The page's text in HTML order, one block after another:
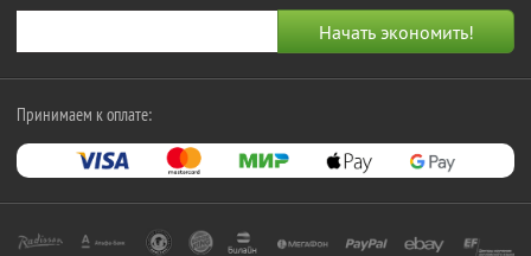
Принимаем к оплате: